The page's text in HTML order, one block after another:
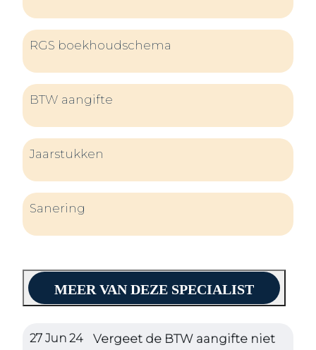
RGS boekhoudschema
BTW aangifte
Jaarstukken
Sanering
MEER VAN DEZE SPECIALIST
27 Jun 24 Vergeet de BTW aangifte niet